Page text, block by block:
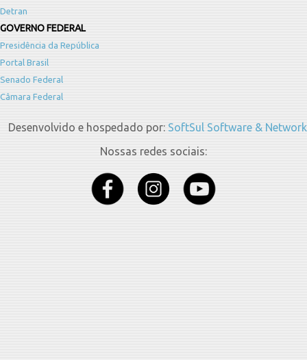
Detran
GOVERNO FEDERAL
Presidência da República
Portal Brasil
Senado Federal
Câmara Federal
Desenvolvido e hospedado por: SoftSul Software & Network
Nossas redes sociais: